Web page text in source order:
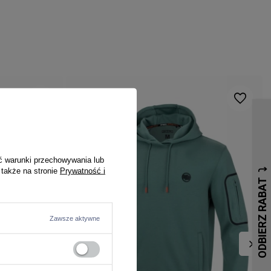
warunki przechowywania lub
na stronie Prywatność i
Zawsze aktywne